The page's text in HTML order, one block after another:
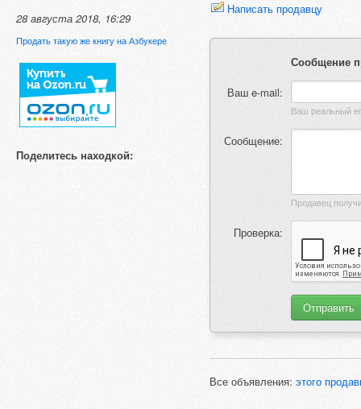
28 августа 2018, 16:29
Продать такую же книгу на Азбукере
Поделитесь находкой:
Написать продавцу
Сообщение
Ваш e-mail:
Сообщение:
Проверка:
Все объявления: этого